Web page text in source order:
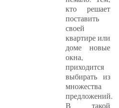
кто решает
поставить
своей
квартире или
доме новые
окна,
приходится
выбирать из
множества
предложений.
В такой